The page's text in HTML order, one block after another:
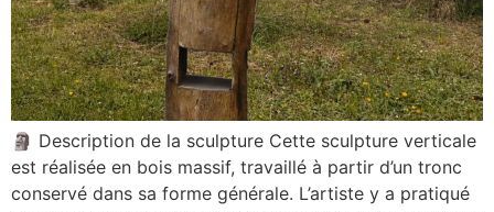
🗿 Description de la sculpture Cette sculpture verticale
est réalisée en bois massif, travaillé à partir d’un tronc
conservé dans sa forme générale. L’artiste y a pratiqué